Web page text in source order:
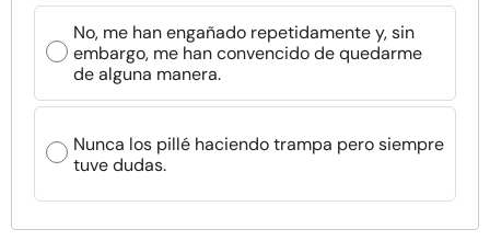
No, me han engañado repetidamente y, sin
embargo, me han convencido de quedarme
de alguna manera.
Nunca los pillé haciendo trampa pero siempre
tuve dudas.